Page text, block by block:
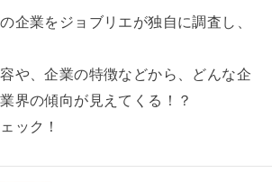
企業をジョブリエが独自に調査し、
や、企業の特徴などから、どんな企
界の傾向が見えてくる！？
ック！